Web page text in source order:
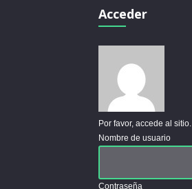
Acceder
Por favor, accede al sitio.
Nombre de usuario
Contraseña